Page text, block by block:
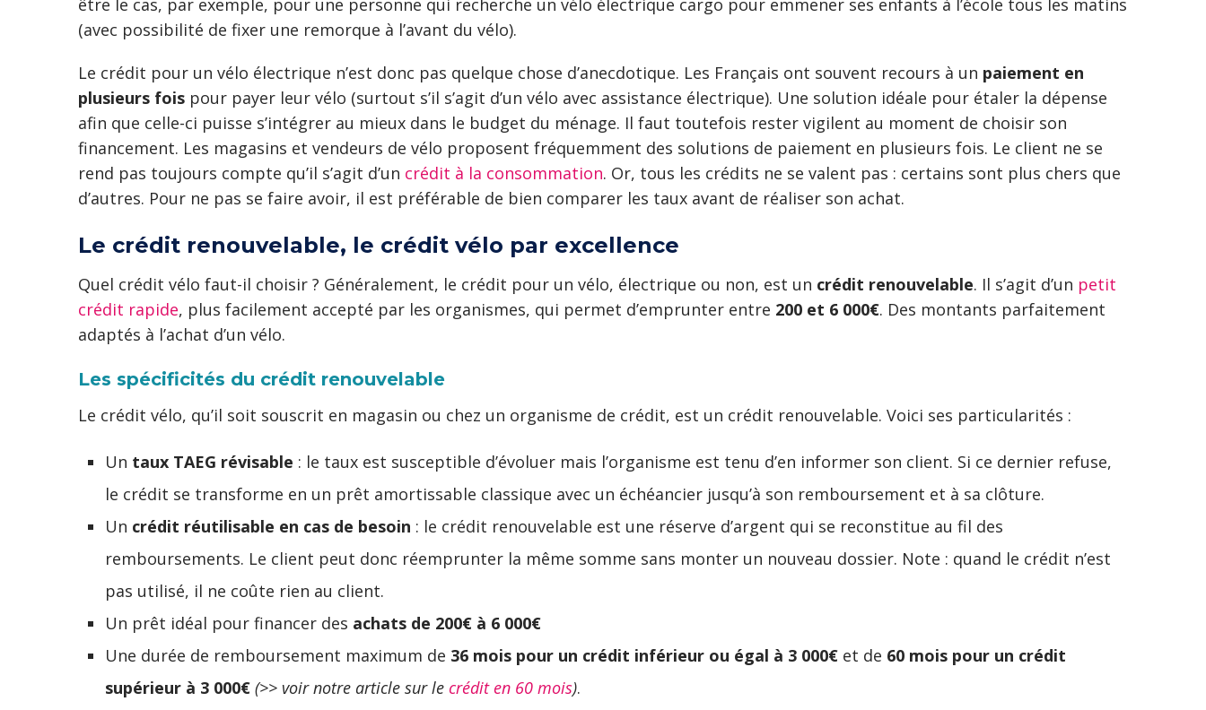
être le cas, par exemple, pour une personne qui recherche un vélo électrique cargo pour emmener ses enfants à l’école tous les matins
(avec possibilité de fixer une remorque à l’avant du vélo).
Le crédit pour un vélo électrique n’est donc pas quelque chose d’anecdotique. Les Français ont souvent recours à un paiement en
plusieurs fois pour payer leur vélo (surtout s’il s’agit d’un vélo avec assistance électrique). Une solution idéale pour étaler la dépense
afin que celle-ci puisse s’intégrer au mieux dans le budget du ménage. Il faut toutefois rester vigilent au moment de choisir son
financement. Les magasins et vendeurs de vélo proposent fréquemment des solutions de paiement en plusieurs fois. Le client ne se
rend pas toujours compte qu’il s’agit d’un crédit à la consommation. Or, tous les crédits ne se valent pas : certains sont plus chers que
d’autres. Pour ne pas se faire avoir, il est préférable de bien comparer les taux avant de réaliser son achat.
Le crédit renouvelable, le crédit vélo par excellence
Quel crédit vélo faut-il choisir ? Généralement, le crédit pour un vélo, électrique ou non, est un crédit renouvelable. Il s’agit d’un petit
crédit rapide, plus facilement accepté par les organismes, qui permet d’emprunter entre 200 et 6 000€. Des montants parfaitement
adaptés à l’achat d’un vélo.
Les spécificités du crédit renouvelable
Le crédit vélo, qu’il soit souscrit en magasin ou chez un organisme de crédit, est un crédit renouvelable. Voici ses particularités :
Un taux TAEG révisable : le taux est susceptible d’évoluer mais l’organisme est tenu d’en informer son client. Si ce dernier refuse,
le crédit se transforme en un prêt amortissable classique avec un échéancier jusqu’à son remboursement et à sa clôture.
Un crédit réutilisable en cas de besoin : le crédit renouvelable est une réserve d’argent qui se reconstitue au fil des
remboursements. Le client peut donc réemprunter la même somme sans monter un nouveau dossier. Note : quand le crédit n’est
pas utilisé, il ne coûte rien au client.
Un prêt idéal pour financer des achats de 200€ à 6 000€
Une durée de remboursement maximum de 36 mois pour un crédit inférieur ou égal à 3 000€ et de 60 mois pour un crédit
supérieur à 3 000€ (>> voir notre article sur le crédit en 60 mois).